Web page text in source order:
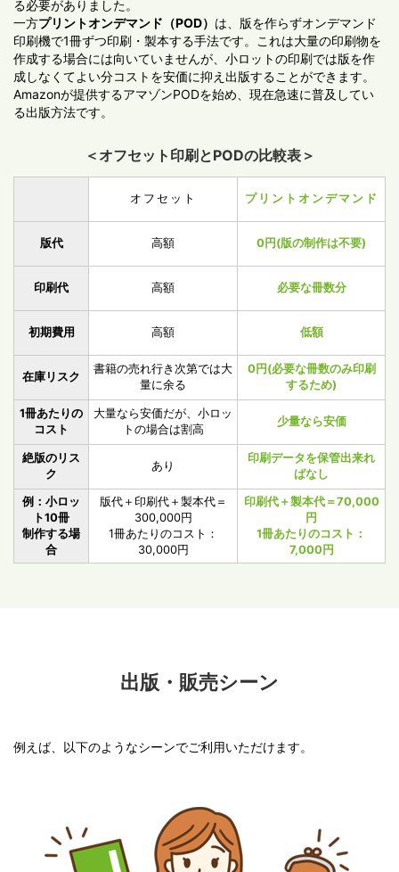
る必要がありました。
一方プリントオンデマンド（POD） は、版を作らずオンデマンド
印刷機で1冊ずつ印刷・製本する手法です。これは大量の印刷物を
作成する場合には向いていませんが、小ロットの印刷では版を作
成しなくてよい分コストを安価に抑え出版することができます。
Amazonが提供するアマゾンPODを始め、現在急速に普及してい
る出版方法です。
＜オフセット印刷とPODの比較表＞
オフセット プリントオンデマンド
版代 高額 0円 (版の制作は不要)
印刷代 高額 必要な冊数分
初期費用 高額 低額
在庫リスク
書籍の売れ行き次第では大
量に余る
0円 (必要な冊数のみ印刷
するため)
1冊あたりの
コスト
大量なら安価だが、小ロッ
トの場合は割高
少量なら安価
絶版のリス
ク
あり
印刷データを保管出来れ
ばなし
例：小ロッ
ト10冊
制作する場
合
版代＋印刷代＋製本代＝
300,000円
1冊あたりのコスト：
30,000円
印刷代＋製本代＝70,000
円
1冊あたりのコスト：
7,000円
出版・販売シーン
例えば、以下のようなシーンでご利用いただけます。